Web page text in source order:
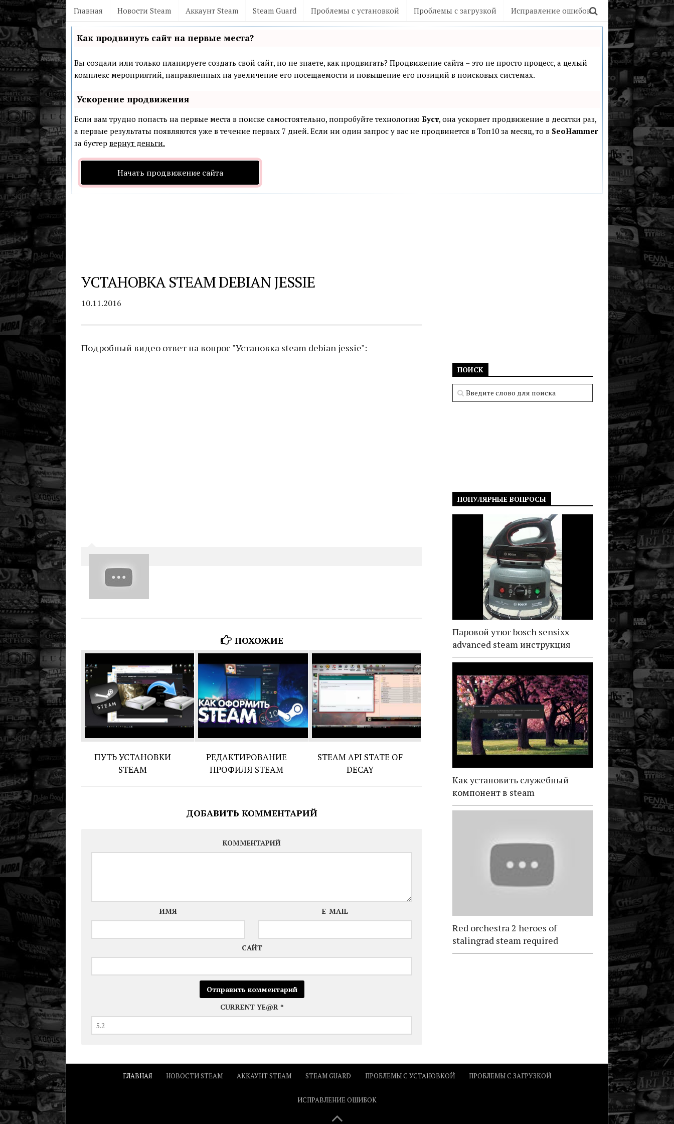
Главная Новости Steam Аккаунт Steam Steam Guard Проблемы с установкой Проблемы с загрузкой Исправление ошибок
Как продвинуть сайт на первые места?
Вы создали или только планируете создать свой сайт, но не знаете, как продвигать? Продвижение сайта – это не просто процесс, а целый
комплекс мероприятий, направленных на увеличение его посещаемости и повышение его позиций в поисковых системах.
Ускорение продвижения
Если вам трудно попасть на первые места в поиске самостоятельно, попробуйте технологию Буст, она ускоряет продвижение в десятки раз,
а первые результаты появляются уже в течение первых 7 дней. Если ни один запрос у вас не продвинется в Топ10 за месяц, то в SeoHammer
за бустер вернут деньги.
Начать продвижение сайта
УСТАНОВКА STEAM DEBIAN JESSIE
10.11.2016
Подробный видео ответ на вопрос "Установка steam debian jessie":
ПОХОЖИЕ
ПУТЬ УСТАНОВКИ
STEAM
РЕДАКТИРОВАНИЕ
ПРОФИЛЯ STEAM
STEAM API STATE OF
DECAY
ДОБАВИТЬ КОММЕНТАРИЙ
КОММЕНТАРИЙ
ИМЯ E-MAIL
САЙТ
CURRENT YE@R *
ПОИСК
ПОПУЛЯРНЫЕ ВОПРОСЫ
Паровой утюг bosch sensixx
advanced steam инструкция
Как установить служебный
компонент в steam
Red orchestra 2 heroes of
stalingrad steam required
ГЛАВНАЯ НОВОСТИ STEAM АККАУНТ STEAM STEAM GUARD ПРОБЛЕМЫ С УСТАНОВКОЙ ПРОБЛЕМЫ С ЗАГРУЗКОЙ
ИСПРАВЛЕНИЕ ОШИБОК